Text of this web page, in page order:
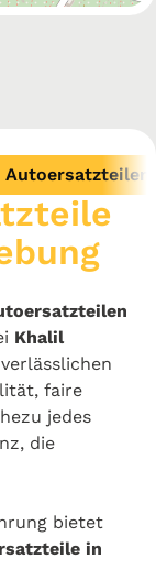
Khalil
faire
jedes
die
bietet
in